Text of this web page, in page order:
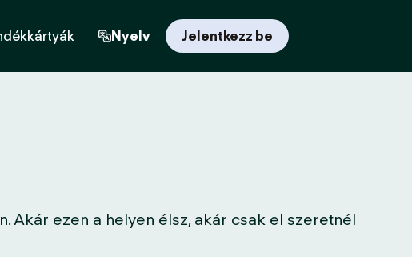
Nyelv Jelentkezz be
Akár ezen a helyen élsz, akár csak el szeretnél